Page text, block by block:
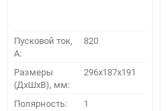
Пусковой ток,
A:
820
Размеры
(ДхШхВ), мм:
296х187х191
Полярность: 1